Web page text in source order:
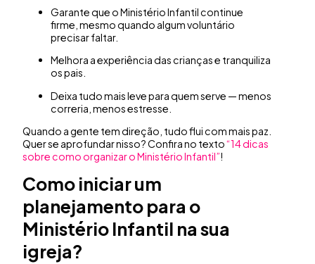
Garante que o Ministério Infantil continue
firme, mesmo quando algum voluntário
precisar faltar.
Melhora a experiência das crianças e tranquiliza
os pais.
Deixa tudo mais leve para quem serve — menos
correria, menos estresse.
Quando a gente tem direção, tudo flui com mais paz.
Quer se aprofundar nisso? Confira no texto“14 dicas
sobre como organizar o Ministério Infantil”!
Como iniciar um
planejamento para o
Ministério Infantil na sua
igreja?